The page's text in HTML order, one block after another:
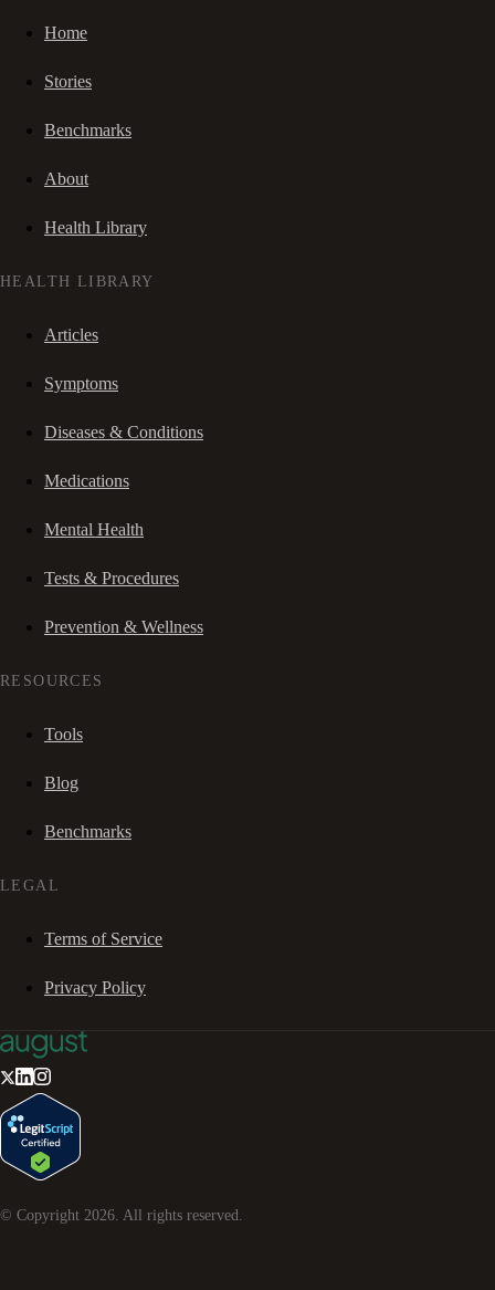
Home
Stories
Benchmarks
About
Health Library
HEALTH LIBRARY
Articles
Symptoms
Diseases & Conditions
Medications
Mental Health
Tests & Procedures
Prevention & Wellness
RESOURCES
Tools
Blog
Benchmarks
LEGAL
Terms of Service
Privacy Policy
© Copyright 2026. All rights reserved.